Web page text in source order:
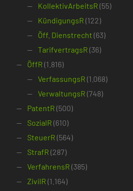
KollektivArbeitsR (55)
KündigungsR (122)
Öff. Dienstrecht (63)
TarifvertragsR (36)
ÖffR (1.816)
VerfassungsR (1.068)
VerwaltungsR (748)
PatentR (500)
SozialR (610)
SteuerR (564)
StrafR (287)
VerfahrensR (385)
ZivilR (1.164)